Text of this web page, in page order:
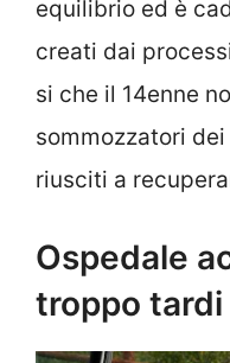
equilibrio ed è
creati dai
si che il 14enne
sommozzatori
riusciti a
Ospedale
troppo tardi